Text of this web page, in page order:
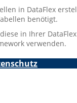
in DataFlex
benötigt.
in Ihrer
verwenden.